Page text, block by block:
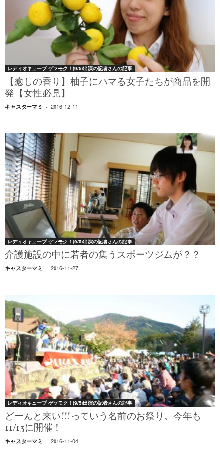
レディオキューブ ゲツモク！(9/5)出演の記者さんの記事
【癒しの香り】柚子にハマる女子たちが商品を開
発【女性必見】
キャスターマミ - 2016-12-11
レディオキューブ ゲツモク！(9/5)出演の記者さんの記事
介護施設の中に若者の集うスポーツジムが？？
キャスターマミ - 2016-11-27
レディオキューブ ゲツモク！(9/5)出演の記者さんの記事
どーんと来い!!!っていう名前のお祭り。今年も
11/13に開催！
キャスターマミ - 2016-11-04